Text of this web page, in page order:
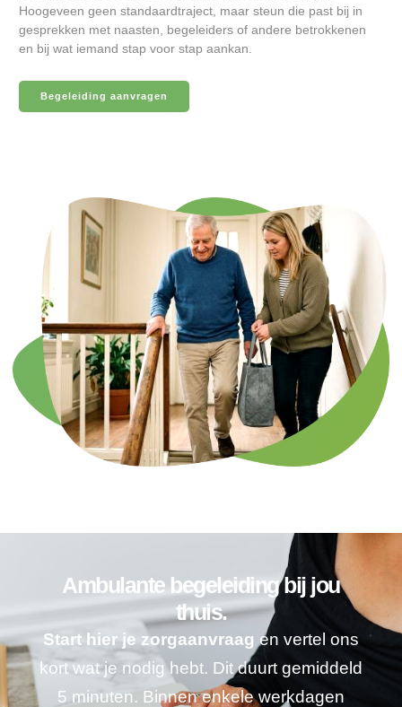
Hoogeveen geen standaardtraject, maar steun die past bij in
gesprekken met naasten, begeleiders of andere betrokkenen
en bij wat iemand stap voor stap aankan.
Begeleiding aanvragen
Ambulante begeleiding bij jou
thuis.
Start hier je zorgaanvraag en vertel ons
kort wat je nodig hebt. Dit duurt gemiddeld
5 minuten. Binnen enkele werkdagen